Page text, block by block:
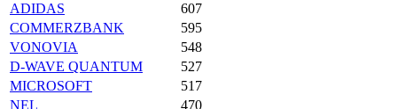
ADIDAS
607
COMMERZBANK
595
VONOVIA
548
D-WAVE QUANTUM
527
MICROSOFT
517
NEL
470